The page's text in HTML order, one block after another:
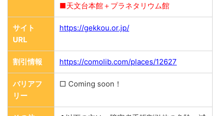
■天文台本館＋プラネタリウム館
サイト
URL
https://gekkou.or.jp/
割引情報 https://comolib.com/places/12627
バリアフ
リー
□ Coming soon！